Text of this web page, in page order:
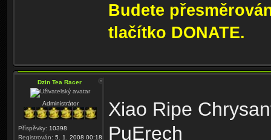
Budete
tlačítko DONATE.
Dzin Tea Racer
Administrátor
Příspěvky: 10398
Registrován: 5. 1. 2008 00:18
Xiao Ripe
PuErech